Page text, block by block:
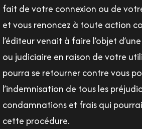
fait de votre connexion ou de
et vous renoncez à toute action
l’éditeur venait à faire l’objet
ou judiciaire en raison de votre
pourra se retourner contre vous
l’indemnisation de tous les
condamnations et frais qui
cette procédure.